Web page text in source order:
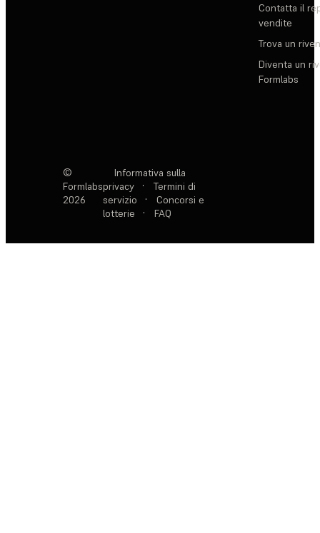
Contatta il
vendite
Trova un
Diventa un
Formlabs
©
Formlabs
2026
Informativa sulla
privacy
·
Termini di
servizio
·
Concorsi e
lotterie
· FAQ